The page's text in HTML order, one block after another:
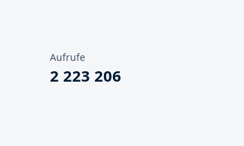
Aufrufe
2 223 206